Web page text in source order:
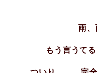
雨
もう言うて